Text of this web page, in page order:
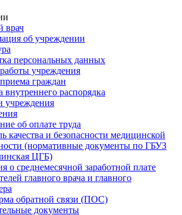
врач
об учреждении
персональных данных
учреждения
граждан
внутреннего распорядка
учреждения
об оплате труда
качества и безопасности медицинской
(нормативные документы по ГБУЗ
ЦГБ)
о среднемесячной заработной плате
главного врача и главного
обратной связи (ПОС)
документы